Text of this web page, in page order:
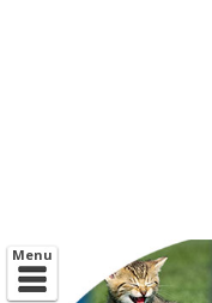
Menu Aller au
contenu
principal